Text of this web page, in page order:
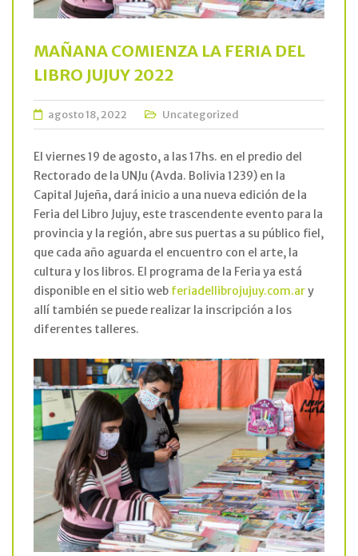
MAÑANA COMIENZA LA FERIA DEL
LIBRO JUJUY 2022
agosto 18, 2022 Uncategorized
El viernes 19 de agosto, a las 17hs. en el predio del
Rectorado de la UNJu (Avda. Bolivia 1239) en la
Capital Jujeña, dará inicio a una nueva edición de la
Feria del Libro Jujuy, este trascendente evento para la
provincia y la región, abre sus puertas a su público fiel,
que cada año aguarda el encuentro con el arte, la
cultura y los libros. El programa de la Feria ya está
disponible en el sitio web feriadellibrojujuy.com.ary
allí también se puede realizar la inscripción a los
diferentes talleres.